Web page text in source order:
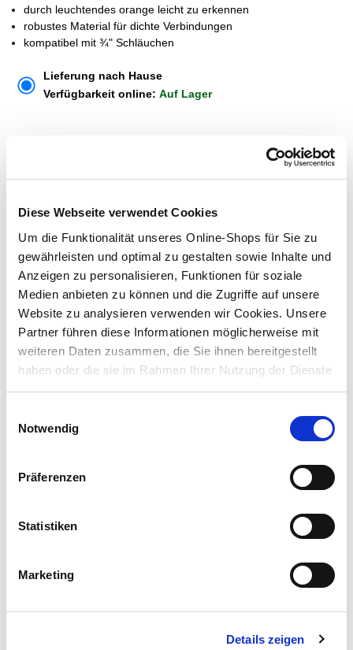
Diese Webseite verwendet Cookies
Um die Funktionalität unseres Online-Shops für Sie zu
gewährleisten und optimal zu gestalten sowie Inhalte und
Anzeigen zu personalisieren, Funktionen für soziale
Medien anbieten zu können und die Zugriffe auf unsere
Website zu analysieren verwenden wir Cookies. Unsere
Partner führen diese Informationen möglicherweise mit
weiteren Daten zusammen, die Sie ihnen bereitgestellt
haben oder die sie im Rahmen Ihrer Nutzung der Dienste
gesammelt haben.
Notwendig
Präferenzen
Statistiken
Marketing
Details zeigen
durch leuchtendes orange leicht zu erkennen
robustes Material für dichte Verbindungen
kompatibel mit ¾" Schläuchen
Lieferung nach Hause
Verfügbarkeit online: Auf Lager
Um Abholung im Markt nutzen zu können, wähle zunächst
Jetzt prüfen und Markt auswählen
In den Warenkorb
ZUBEHÖR UND PASSENDE ARTIKEL:
4,89 €
Gleich mitkaufen!